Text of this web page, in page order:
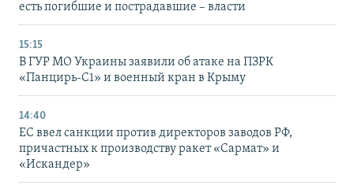
есть погибшие и пострадавшие – власти
15:15
В ГУР МО Украины заявили об атаке на ПЗРК
«Панцирь-С1» и военный кран в Крыму
14:40
ЕС ввел санкции против директоров заводов РФ,
причастных к производству ракет «Сармат» и
«Искандер»